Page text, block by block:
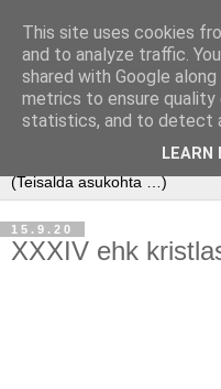
15.9.20
XXXIV ehk
This site uses cookies
and to analyze traffic.
shared with Google
metrics to ensure quality
statistics, and to detect
LEARN